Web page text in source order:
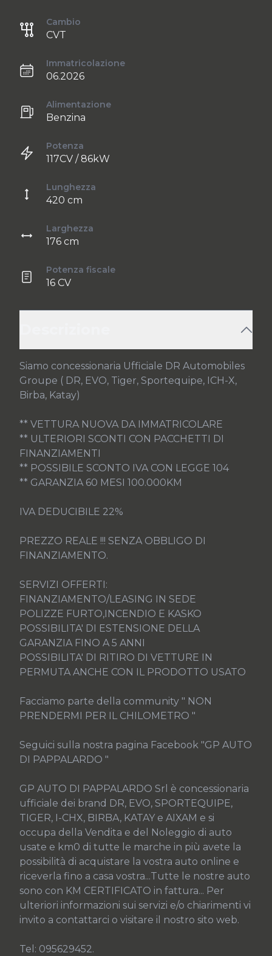
Cambio
CVT
Immatricolazione
06.2026
Alimentazione
Benzina
Potenza
117CV / 86kW
Lunghezza
420 cm
Larghezza
176 cm
Potenza fiscale
16 CV
Siamo concessionaria Ufficiale DR Automobiles
Groupe ( DR, EVO, Tiger, Sportequipe, ICH-X,
Birba, Katay)
** VETTURA NUOVA DA IMMATRICOLARE
** ULTERIORI SCONTI CON PACCHETTI DI
FINANZIAMENTI
** POSSIBILE SCONTO IVA CON LEGGE 104
** GARANZIA 60 MESI 100.000KM
IVA DEDUCIBILE 22%
PREZZO REALE !!! SENZA OBBLIGO DI
FINANZIAMENTO.
SERVIZI OFFERTI:
FINANZIAMENTO/LEASING IN SEDE
POLIZZE FURTO,INCENDIO E KASKO
POSSIBILITA' DI ESTENSIONE DELLA
GARANZIA FINO A 5 ANNI
POSSIBILITA' DI RITIRO DI VETTURE IN
PERMUTA ANCHE CON IL PRODOTTO USATO
Facciamo parte della community " NON
PRENDERMI PER IL CHILOMETRO "
Seguici sulla nostra pagina Facebook "GP AUTO
DI PAPPALARDO "
GP AUTO DI PAPPALARDO Srl è concessionaria
ufficiale dei brand DR, EVO, SPORTEQUIPE,
TIGER, I-CHX, BIRBA, KATAY e AIXAM e si
occupa della Vendita e del Noleggio di auto
usate e km0 di tutte le marche in più avete la
possibilità di acquistare la vostra auto online e
riceverla fino a casa vostra...Tutte le nostre auto
sono con KM CERTIFICATO in fattura... Per
ulteriori informazioni sui servizi e/o chiarimenti vi
invito a contattarci o visitare il nostro sito web.
Tel: 095629452.